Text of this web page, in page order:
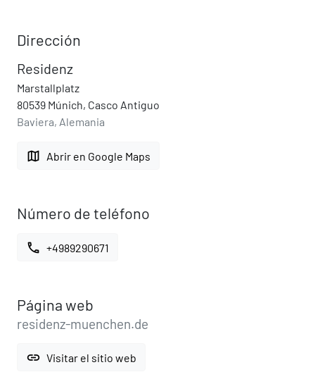
Dirección
Residenz
Marstallplatz
80539 Múnich, Casco Antiguo
Baviera, Alemania
map Abrir en Google Maps
Número de teléfono
call +4989290671
Página web
residenz-muenchen.de
link Visitar el sitio web